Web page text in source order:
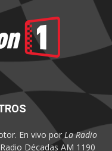
En vivo por La Radio
Décadas AM 1190